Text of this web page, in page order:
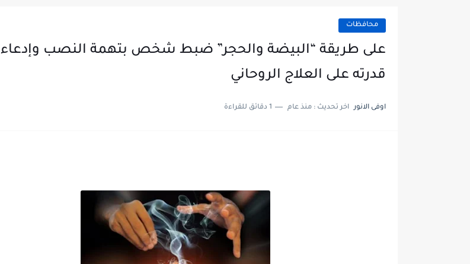
محافظات
على طريقة “البيضة والحجر” ضبط شخص بتهمة النصب وإدعاء
قدرته على العلاج الروحاني
اوفى الانور اخر تحديث : منذ عام 1 دقائق للقراءة